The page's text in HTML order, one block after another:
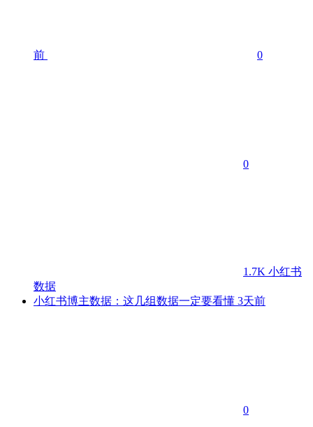
前 0
0
1.7K 小红书
数据
小红书博主数据：这几组数据一定要看懂 3天前
0